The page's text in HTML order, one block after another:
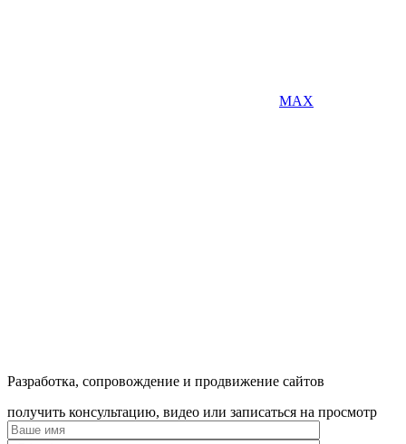
MAX
Разработка, сопровождение и продвижение сайтов
получить консультацию, видео или записаться на просмотр